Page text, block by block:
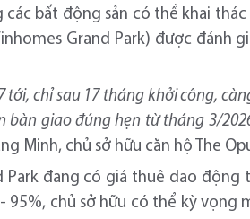
bất động sản có thể khai
Grand Park) được đánh
tới, chỉ sau 17 tháng khởi công,
giao đúng hẹn từ tháng 3/
Minh, chủ sở hữu căn hộ The
Park đang có giá thuê dao
95%, chủ sở hữu có thể kỳ vọng